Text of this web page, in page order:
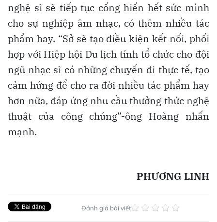
nghệ sĩ sẽ tiếp tục cống hiến hết sức mình
cho sự nghiệp âm nhạc, có thêm nhiều tác
phẩm hay. “Sở sẽ tạo điều kiện kết nối, phối
hợp với Hiệp hội Du lịch tỉnh tổ chức cho đội
ngũ nhạc sĩ có những chuyến đi thực tế, tạo
cảm hứng để cho ra đời nhiều tác phẩm hay
hơn nữa, đáp ứng nhu cầu thưởng thức nghệ
thuật của công chúng”-ông Hoàng nhấn
mạnh.
PHƯƠNG LINH
Đánh giá bài viết